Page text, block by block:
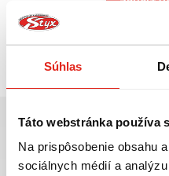
Súhlas
Táto webstránka používa
Na prispôsobenie obsahu
sociálnych médií a
ZRUŠIŤ